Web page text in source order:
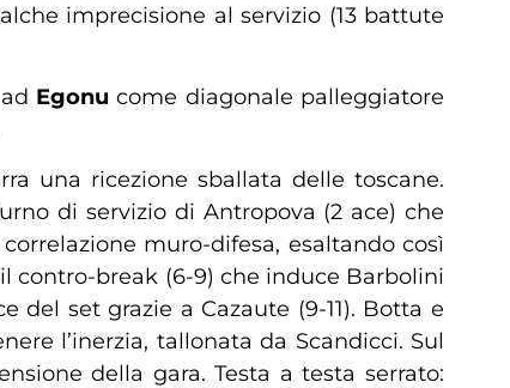
imprecisione al servizio (13 battute
Egonu come diagonale palleggiatore
una ricezione sballata delle toscane.
di servizio di Antropova (2 ace) che
muro-difesa, esaltando così
contro-break (6-9) che induce Barbolini
set grazie a Cazaute (9-11). Botta e
l’inerzia, tallonata da Scandicci. Sul
della gara. Testa a testa serrato: